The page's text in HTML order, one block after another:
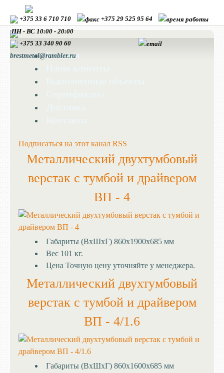
+375 33 6 710 710
+375 29 525 95 64
ПН - ВС 10:00 - 20:00
+375 33 340 90 60
brestmetal@rambler.ru
Главная
Подписаться на этот канал RSS
Металлический двухтумбовый
верстак с тумбой и драйвером
ВП - 4
Габариты (ВхШхГ) 860х1900х685 мм
Вес 101 кг.
Цена Точную цену уточняйте у менеджера.
Металлический двухтумбовый
верстак с тумбой и драйвером
ВП - 4/1.6
Габариты (ВхШхГ) 860х1600х685 мм